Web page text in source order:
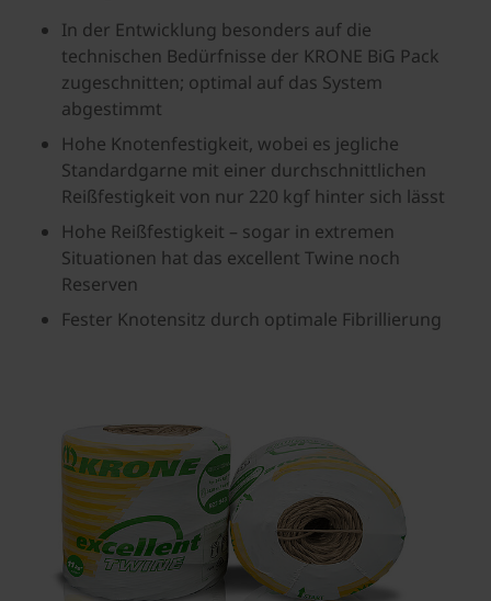
In der Entwicklung besonders auf die
technischen Bedürfnisse der KRONE BiG Pack
zugeschnitten; optimal auf das System
abgestimmt
Hohe Knotenfestigkeit, wobei es jegliche
Standardgarne mit einer durchschnittlichen
Reißfestigkeit von nur 220 kgf hinter sich lässt
Hohe Reißfestigkeit – sogar in extremen
Situationen hat das excellent Twine noch
Reserven
Fester Knotensitz durch optimale Fibrillierung